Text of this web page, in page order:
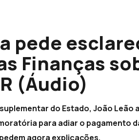
pede
Finanças
(Áudio)
do Estado, João Leão
para adiar o pagamento
agora explicações.